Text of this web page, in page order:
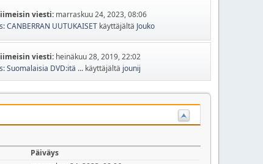
viesti: marraskuu 24, 2023, 08:06
CANBERRAN UUTUKAISET käyttäjältä Jouko
viesti: heinäkuu 28, 2019, 22:02
Suomalaisia DVD:itä ... käyttäjältä jounij
Päiväys